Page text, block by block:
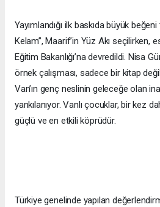
Yayımlandığı ilk baskıda büyük
Kelam”, Maarif’in Yüz Akı seçilirken,
Eğitim Bakanlığı’na devredildi. Nisa
örnek çalışması, sadece bir kitap
Van’ın genç neslinin geleceğe olan
yankılanıyor. Vanlı çocuklar, bir kez
güçlü ve en etkili köprüdür.
Türkiye genelinde yapılan